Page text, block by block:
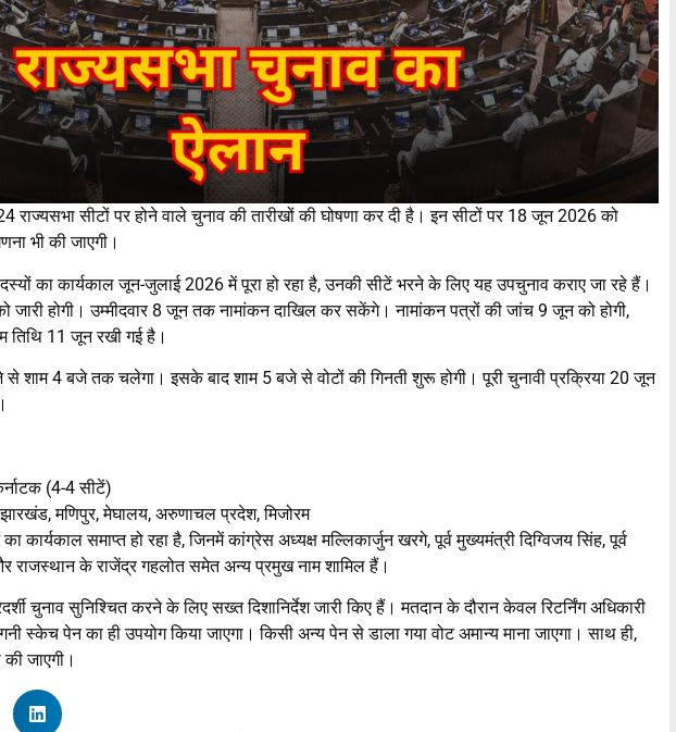
राज्यसभा सीटों पर होने वाले चुनाव की तारीखों की घोषणा कर दी है। इन सीटों पर 18 जून 2026 को
भी की जाएगी।
का कार्यकाल जून-जुलाई 2026 में पूरा हो रहा है, उनकी सीटें भरने के लिए यह उपचुनाव कराए जा रहे हैं।
होगी। उम्मीदवार 8 जून तक नामांकन दाखिल कर सकेंगे। नामांकन पत्रों की जांच 9 जून को होगी,
तिथि 11 जून रखी गई है।
शाम 4 बजे तक चलेगा। इसके बाद शाम 5 बजे से वोटों की गिनती शुरू होगी। पूरी चुनावी प्रक्रिया 20 जून
(4-4 सीटें)
मणिपुर, मेघालय, अरुणाचल प्रदेश, मिजोरम
कार्यकाल समाप्त हो रहा है, जिनमें कांग्रेस अध्यक्ष मल्लिकार्जुन खरगे, पूर्व मुख्यमंत्री दिग्विजय सिंह, पूर्व
राजस्थान के राजेंद्र गहलोत समेत अन्य प्रमुख नाम शामिल हैं।
चुनाव सुनिश्चित करने के लिए सख्त दिशानिर्देश जारी किए हैं। मतदान के दौरान केवल रिटर्निंग अधिकारी
स्केच पेन का ही उपयोग किया जाएगा। किसी अन्य पेन से डाला गया वोट अमान्य माना जाएगा। साथ ही,
की जाएगी।